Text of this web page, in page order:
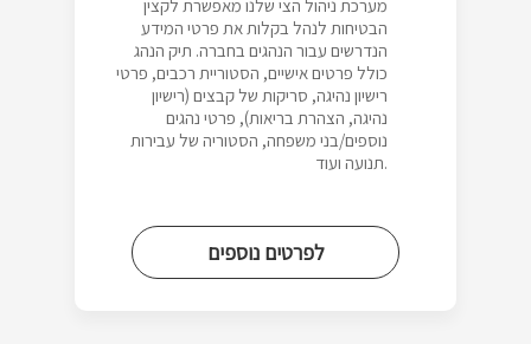
מערכת ניהול הצי שלנו מאפשרת לקצין
הבטיחות לנהל בקלות את פרטי המידע
הנדרשים עבור הנהגים בחברה. תיק הנהג
כולל פרטים אישיים, הסטוריית רכבים, פרטי
רישיון נהיגה, סריקות של קבצים (רישיון
נהיגה, הצהרת בריאות), פרטי נהגים
נוספים/בני משפחה, הסטוריה של עבירות
תנועה ועוד.
לפרטים נוספים